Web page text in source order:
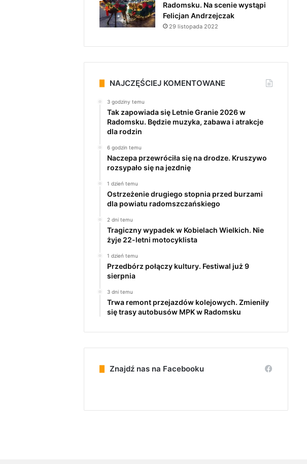
Radomsku. Na scenie wystąpi
Felicjan Andrzejczak
29 listopada 2022
NAJCZĘŚCIEJ KOMENTOWANE
3 godziny temu
Tak zapowiada się Letnie Granie 2026 w
Radomsku. Będzie muzyka, zabawa i atrakcje
dla rodzin
6 godzin temu
Naczepa przewróciła się na drodze. Kruszywo
rozsypało się na jezdnię
1 dzień temu
Ostrzeżenie drugiego stopnia przed burzami
dla powiatu radomszczańskiego
2 dni temu
Tragiczny wypadek w Kobielach Wielkich. Nie
żyje 22-letni motocyklista
1 dzień temu
Przedbórz połączy kultury. Festiwal już 9
sierpnia
3 dni temu
Trwa remont przejazdów kolejowych. Zmieniły
się trasy autobusów MPK w Radomsku
Znajdź nas na Facebooku